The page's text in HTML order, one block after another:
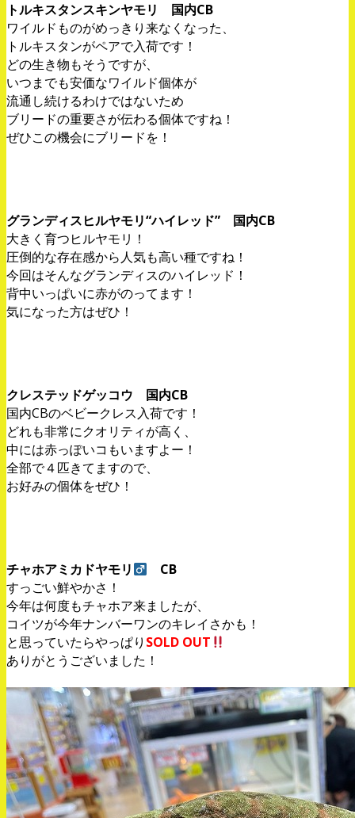
トルキスタンスキンヤモリ 国内CB
ワイルドものがめっきり来なくなった、
トルキスタンがペアで入荷です！
どの生き物もそうですが、
いつまでも安価なワイルド個体が
流通し続けるわけではないため
ブリードの重要さが伝わる個体ですね！
ぜひこの機会にブリードを！
グランディスヒルヤモリ“ハイレッド” 国内CB
大きく育つヒルヤモリ！
圧倒的な存在感から人気も高い種ですね！
今回はそんなグランディスのハイレッド！
背中いっぱいに赤がのってます！
気になった方はぜひ！
クレステッドゲッコウ 国内CB
国内CBのベビークレス入荷です！
どれも非常にクオリティが高く、
中には赤っぽいコもいますよー！
全部で４匹きてますので、
お好みの個体をぜひ！
チャホアミカドヤモリ
CB
すっごい鮮やかさ！
今年は何度もチャホア来ましたが、
コイツが今年ナンバーワンのキレイさかも！
と思っていたらやっぱり SOLD OUT
ありがとうございました！